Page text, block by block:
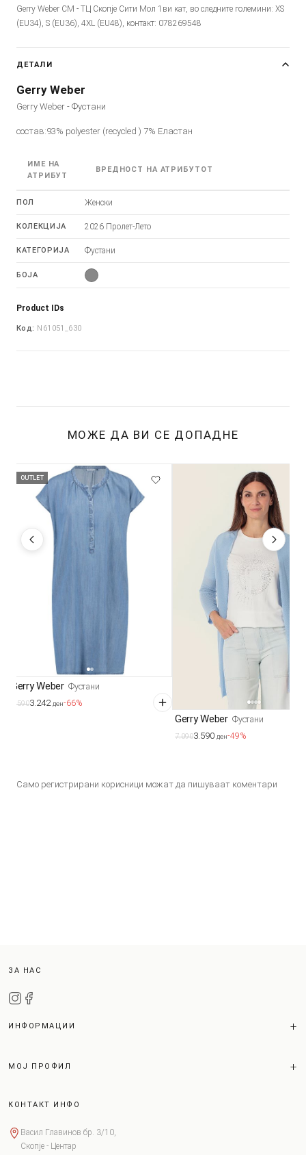
Gerry Weber CM - ТЦ Скопје Сити Мол 1ви кат, во следните големини: XS
(EU34), S (EU36), 4XL (EU48), контакт: 078269548
ДЕТАЛИ
Gerry Weber
Gerry Weber - Фустани
состав:93% polyester (recycled ) 7% Еластан
ИМЕ НА
АТРИБУТ
ВРЕДНОСТ НА АТРИБУТОТ
ПОЛ Женски
КОЛЕКЦИЈА 2026 Пролет-Лето
КАТЕГОРИЈА Фустани
БОЈА
Product IDs
Код: N61051_630
МОЖЕ ДА ВИ СЕ ДОПАДНЕ
OUTLET
Gerry Weber Фустани
9.5903.242 ден-66%
Gerry Weber Фустани
7.0903.590 ден-49%
Само регистрирани корисници можат да пишуваат коментари
ЗА НАС
ИНФОРМАЦИИ
МОЈ ПРОФИЛ
КОНТАКТ ИНФО
Васил Главинов бр. 3/10,
Скопје - Центар